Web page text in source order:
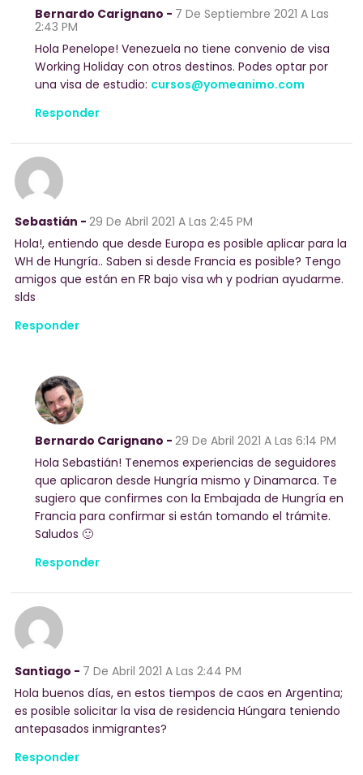
Bernardo Carignano - 7 De Septiembre 2021 A Las
2:43 PM
Hola Penelope! Venezuela no tiene convenio de visa
Working Holiday con otros destinos. Podes optar por
una visa de estudio: cursos@yomeanimo.com
Responder
Sebastián - 29 De Abril 2021 A Las 2:45 PM
Hola!, entiendo que desde Europa es posible aplicar para la
WH de Hungría.. Saben si desde Francia es posible? Tengo
amigos que están en FR bajo visa wh y podrian ayudarme.
slds
Responder
Bernardo Carignano - 29 De Abril 2021 A Las 6:14 PM
Hola Sebastián! Tenemos experiencias de seguidores
que aplicaron desde Hungría mismo y Dinamarca. Te
sugiero que confirmes con la Embajada de Hungría en
Francia para confirmar si están tomando el trámite.
Saludos 🙂
Responder
Santiago - 7 De Abril 2021 A Las 2:44 PM
Hola buenos días, en estos tiempos de caos en Argentina;
es posible solicitar la visa de residencia Húngara teniendo
antepasados inmigrantes?
Responder